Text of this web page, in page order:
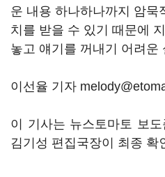
운 내용 하나하나까지 암묵
치를 받을 수 있기 때문에
놓고 얘기를 꺼내기 어려운
이선율 기자
이 기사는 뉴스토마토 보
김기성 편집국장이 최종 확